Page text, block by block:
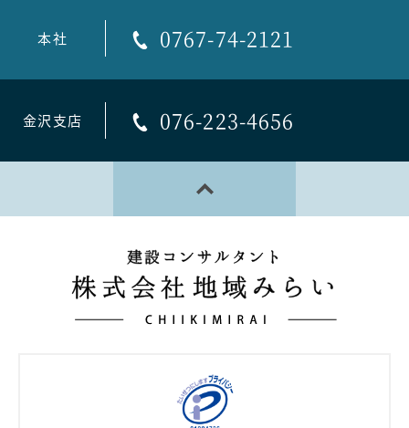
本社 0767-74-2121
金沢支店 076-223-4656